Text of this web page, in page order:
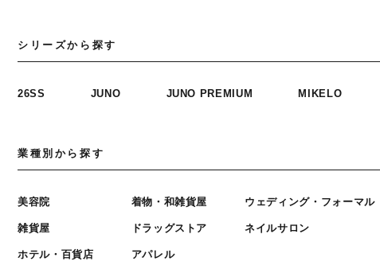
シリーズから探す
26SS JUNO JUNO PREMIUM MIKELO
業種別から探す
美容院
雑貨屋
ホテル・百貨店
着物・和雑貨屋
ドラッグストア
アパレル
ウェディング・フォーマル
ネイルサロン